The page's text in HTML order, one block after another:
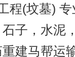
(坟墓) 专
子，水泥
建马帮运